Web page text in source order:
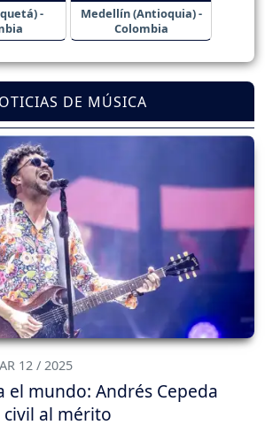
-
Medellín (Antioquia) -
Colombia
DE MÚSICA
12 / 2025
el mundo: Andrés Cepeda
al mérito